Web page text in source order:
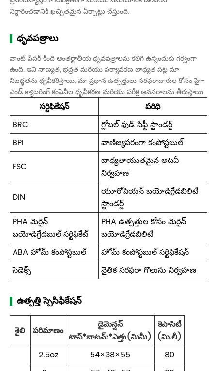
నిర్ధారించడానికి ఖచ్చితమైన ఏర్పాట్లు చేస్తుంది.
ధృవపత్రాలు
వాంట్ పేపర్ కింది అంతర్జాతీయ ధృవపత్రాలను కలిగి ఉన్నందుకు గర్వంగా
ఉంది. ఇవి నాణ్యత, భద్రత మరియు పర్యావరణ బాధ్యత పట్ల మా
నిబద్ధతను ధృవీకరిస్తాయి. మా ప్రధాన ఉత్పత్తులు సరఫరాదారుల కోసం హై-
ఎండ్ క్యాటరింగ్ కంపెనీల ధృవీకరణ మరియు పరీక్ష అవసరాలను తీరుస్తాయి.
సర్టిఫికేషన్
పరిధి
BRC
గ్లోబల్ ఫుడ్ సేఫ్టీ స్టాండర్డ్
BPI
వాణిజ్యపరంగా కంపోస్టబుల్
FSC
బాధ్యతాయుతమైన అటవీ
నిర్వహణ
DIN
యూరోపియన్ బయోడిగ్రేడబిలిటీ
స్టాండర్డ్
PHA మెరైన్
బయోడిగ్రేడబుల్ సర్టిఫికేట్
PHA ఉత్పత్తుల కోసం మెరైన్
బయోడిగ్రేడబిలిటీ
ABA హోమ్ కంపోస్టబుల్
హోమ్ కంపోస్టబుల్ సర్టిఫికేషన్
సెడెక్స్
నైతిక సరఫరా గొలుసు నిర్వహణ
ఉత్పత్తి స్పెసిఫికేషన్
శైలి పరిమాణం
డైమెన్షన్
టాప్*బాటమ్*ఎత్తు(మిమీ)
కెపాసిటీ
(మి.లీ)
2.5oz
54×38×55
80